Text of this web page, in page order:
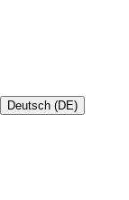
Deutsch (DE)